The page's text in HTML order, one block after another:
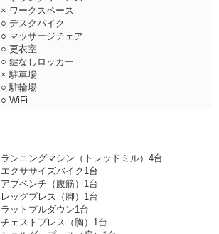
× ワークスペース
○ デスクバイク
○ マッサージチェア
○ 更衣室
○ 鍵なしロッカー
× 駐車場
○ 駐輪場
○ WiFi
ランニングマシン（トレッドミル）4台
エクササイズバイク1台
アブベンチ（腹筋）1台
レッグプレス（脚）1台
ラットプルダウン1台
チェストプレス（胸）1台